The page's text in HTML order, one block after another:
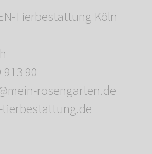
Tierbestattung Köln
90
rosengarten.de